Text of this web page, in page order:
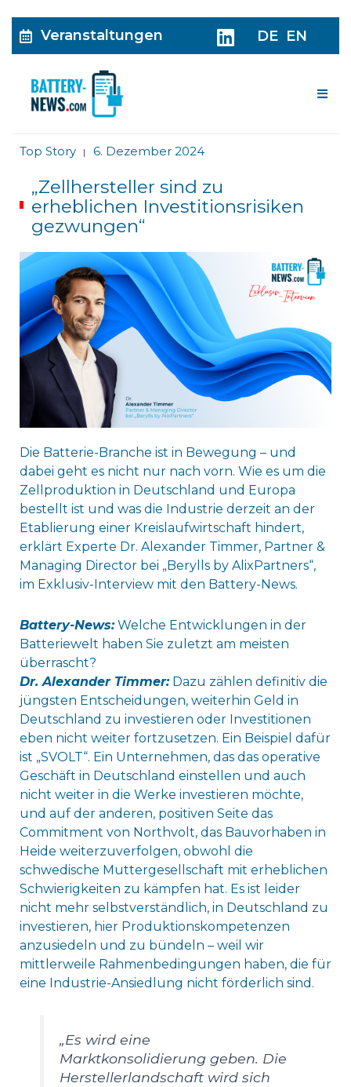
Veranstaltungen DE EN
Top Story | 6. Dezember 2024
„Zellhersteller sind zu
erheblichen Investitionsrisiken
gezwungen“
Die Batterie-Branche ist in Bewegung – und
dabei geht es nicht nur nach vorn. Wie es um die
Zellproduktion in Deutschland und Europa
bestellt ist und was die Industrie derzeit an der
Etablierung einer Kreislaufwirtschaft hindert,
erklärt Experte Dr. Alexander Timmer, Partner &
Managing Director bei „Berylls by AlixPartners“,
im Exklusiv-Interview mit den Battery-News.
Battery-News:Welche Entwicklungen in der
Batteriewelt haben Sie zuletzt am meisten
überrascht?
Dr. Alexander Timmer:Dazu zählen definitiv die
jüngsten Entscheidungen, weiterhin Geld in
Deutschland zu investieren oder Investitionen
eben nicht weiter fortzusetzen. Ein Beispiel dafür
ist „SVOLT“. Ein Unternehmen, das das operative
Geschäft in Deutschland einstellen und auch
nicht weiter in die Werke investieren möchte,
und auf der anderen, positiven Seite das
Commitment von Northvolt, das Bauvorhaben in
Heide weiterzuverfolgen, obwohl die
schwedische Muttergesellschaft mit erheblichen
Schwierigkeiten zu kämpfen hat. Es ist leider
nicht mehr selbstverständlich, in Deutschland zu
investieren, hier Produktionskompetenzen
anzusiedeln und zu bündeln – weil wir
mittlerweile Rahmenbedingungen haben, die für
eine Industrie-Ansiedlung nicht förderlich sind.
„Es wird eine
Marktkonsolidierung geben. Die
Herstellerlandschaft wird sich